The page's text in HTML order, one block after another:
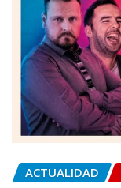
ACTUALIDAD